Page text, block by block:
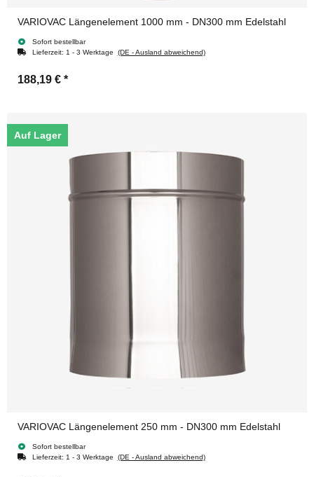
VARIOVAC Längenelement 1000 mm - DN300 mm Edelstahl
Sofort bestellbar
Lieferzeit: 1 - 3 Werktage (DE - Ausland abweichend)
188,19 € *
Auf Lager
VARIOVAC Längenelement 250 mm - DN300 mm Edelstahl
Sofort bestellbar
Lieferzeit: 1 - 3 Werktage (DE - Ausland abweichend)